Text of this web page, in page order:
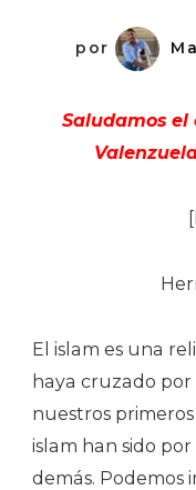
por
Saludamos el
El islam es una
haya cruzado por
nuestros
islam han sido
demás. Podemos